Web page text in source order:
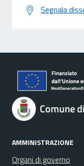
Segnala
Comune
AMMINISTRAZIONE
Organi di governo